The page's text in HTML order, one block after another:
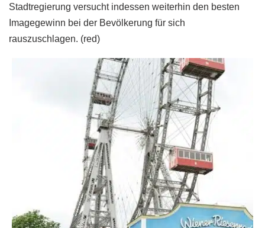
Stadtregierung versucht indessen weiterhin den besten
Imagegewinn bei der Bevölkerung für sich
rauszuschlagen. (red)